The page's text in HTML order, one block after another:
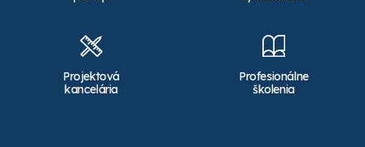
Projektová
kancelária
Profesionálne
školenia